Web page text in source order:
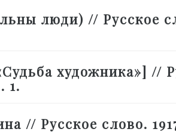
люди) // Русское
художника»] //
1.
// Русское слово.